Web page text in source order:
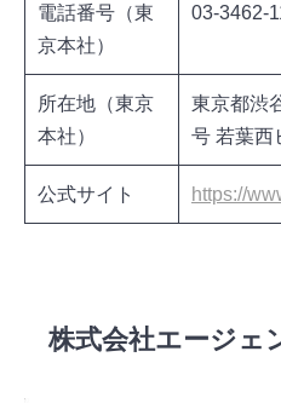
電話番号（東
京本社）
03-3462-
所在地（東京
本社）
東京都渋
号 若葉西
公式サイト https://
株式会社エージェ